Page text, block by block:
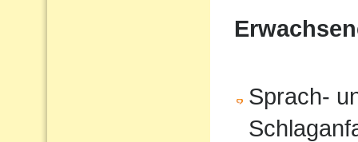
Sprach-